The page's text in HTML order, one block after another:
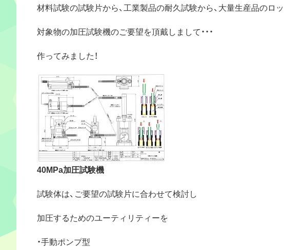
材料試験の試験片から、工業製品の耐久試験から、大量生産品のロ
対象物の加圧試験機のご要望を頂戴しまして・・・
作ってみました！
40MPa加圧試験機
試験体は、ご要望の試験片に合わせて検討し
加圧するためのユーティリティーを
・手動ポンプ型